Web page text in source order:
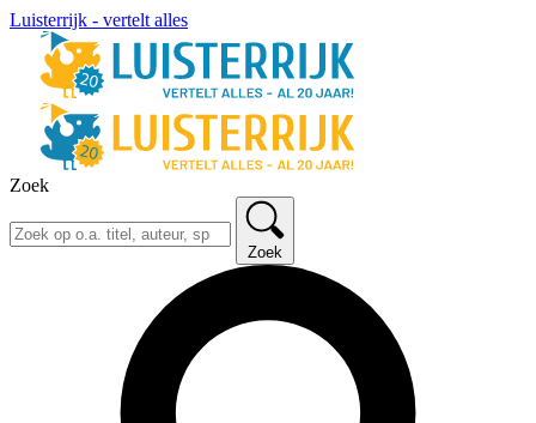
Luisterrijk - vertelt alles
Zoek
Zoek